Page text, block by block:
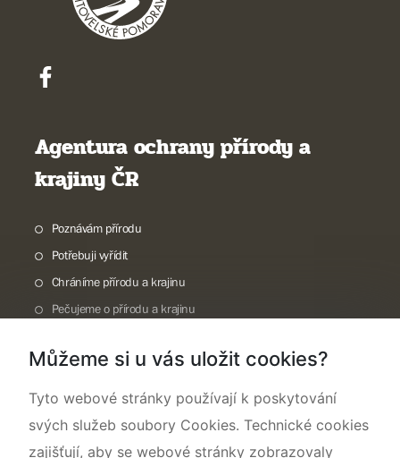
Agentura ochrany přírody a
krajiny ČR
Poznávám přírodu
Potřebuji vyřídit
Chráníme přírodu a krajinu
Pečujeme o přírodu a krajinu
O nás
Můžeme si u vás uložit cookies?
Tyto webové stránky používají k poskytování
svých služeb soubory Cookies. Technické cookies
zajišťují, aby se webové stránky zobrazovaly